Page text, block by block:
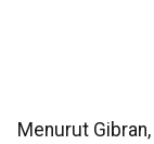
Menurut